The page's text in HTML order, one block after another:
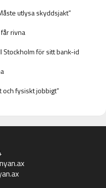
utlysa skyddsjakt”
rivna
Stockholm för sitt bank-id
och fysiskt jobbigt”